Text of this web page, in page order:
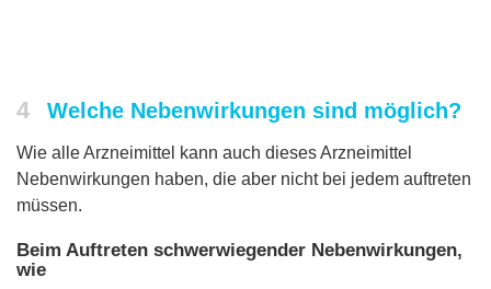
4 Welche Nebenwirkungen sind möglich?
Wie alle Arzneimittel kann auch dieses Arzneimittel
Nebenwirkungen haben, die aber nicht bei jedem auftreten
müssen.
Beim Auftreten schwerwiegender Nebenwirkungen,
wie